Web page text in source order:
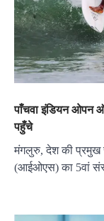
पाँचवा इंडियन ओपन
पहुँचे
मंगलुरु, देश की प्रमुख
(आईओएस) का 5वां